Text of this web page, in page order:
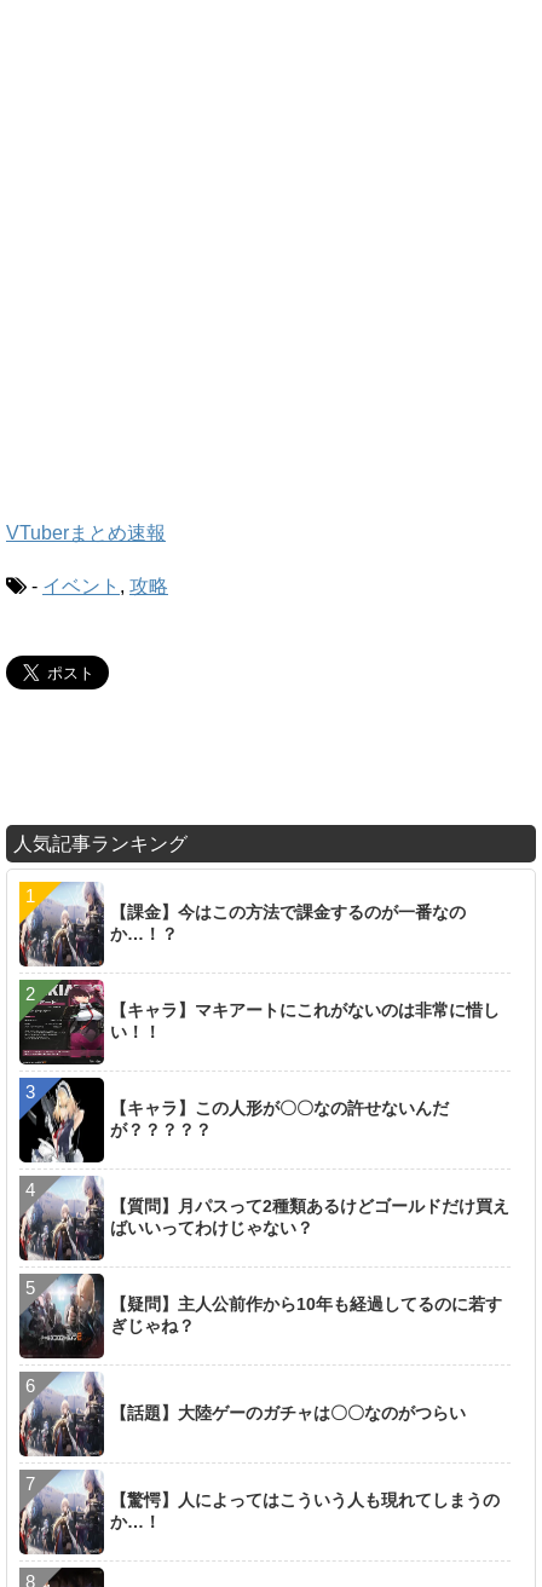
VTuberまとめ速報
- イベント , 攻略
人気記事ランキング
【課金】今はこの方法で課金するのが一番なの
か…！？
【キャラ】マキアートにこれがないのは非常に惜し
い！！
【キャラ】この人形が〇〇なの許せないんだ
が？？？？？
【質問】月パスって2種類あるけどゴールドだけ買え
ばいいってわけじゃない？
【疑問】主人公前作から10年も経過してるのに若す
ぎじゃね？
【話題】大陸ゲーのガチャは〇〇なのがつらい
【驚愕】人によってはこういう人も現れてしまうの
か…！